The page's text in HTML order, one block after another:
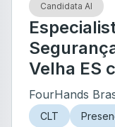
Candidata AI
Velha ES
FourHands
CLT